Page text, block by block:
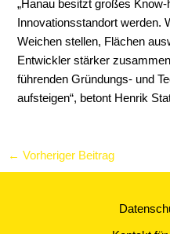
„Hanau besitzt großes
Innovationsstandort werden.
Weichen stellen, Flächen
Entwickler stärker
führenden Gründungs- und
aufsteigen“, betont Henrik
← Vorheriger Beitrag